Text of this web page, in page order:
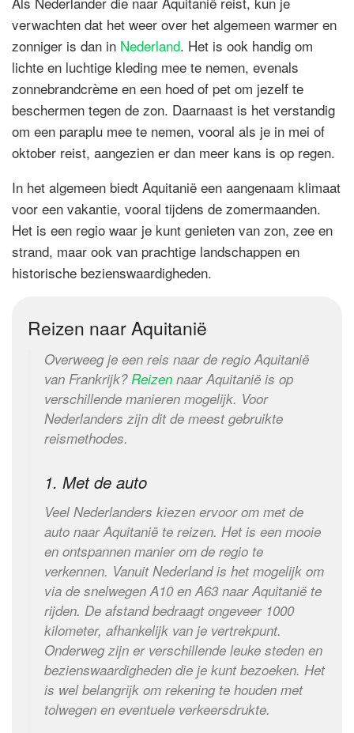
verwachten dat het weer over het algemeen warmer en
zonniger is dan in Nederland. Het is ook handig om
lichte en luchtige kleding mee te nemen, evenals
zonnebrandcrème en een hoed of pet om jezelf te
beschermen tegen de zon. Daarnaast is het verstandig
om een paraplu mee te nemen, vooral als je in mei of
oktober reist, aangezien er dan meer kans is op regen.
In het algemeen biedt Aquitanië een aangenaam klimaat
voor een vakantie, vooral tijdens de zomermaanden.
Het is een regio waar je kunt genieten van zon, zee en
strand, maar ook van prachtige landschappen en
historische bezienswaardigheden.
Reizen naar Aquitanië
Overweeg je een reis naar de regio Aquitanië
van Frankrijk?Reizen naar Aquitanië is op
verschillende manieren mogelijk. Voor
Nederlanders zijn dit de meest gebruikte
reismethodes.
1. Met de auto
Veel Nederlanders kiezen ervoor om met de
auto naar Aquitanië te reizen. Het is een mooie
en ontspannen manier om de regio te
verkennen. Vanuit Nederland is het mogelijk om
via de snelwegen A10 en A63 naar Aquitanië te
rijden. De afstand bedraagt ongeveer 1000
kilometer, afhankelijk van je vertrekpunt.
Onderweg zijn er verschillende leuke steden en
bezienswaardigheden die je kunt bezoeken. Het
is wel belangrijk om rekening te houden met
tolwegen en eventuele verkeersdrukte.